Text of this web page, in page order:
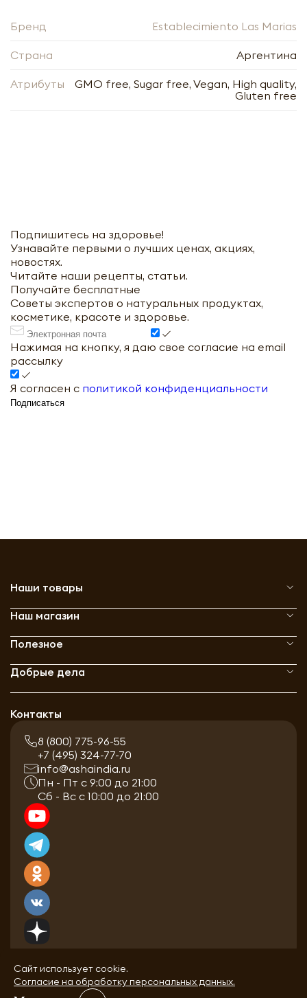
Бренд Establecimiento Las Marias
Страна Аргентина
Атрибуты
GMO free, Sugar free, Vegan, High quality,
Gluten free
Подпишитесь на здоровье!
Узнавайте первыми о лучших ценах, акциях,
новостях.
Читайте наши рецепты, статьи.
Получайте бесплатные
Советы экспертов о натуральных продуктах,
косметике, красоте и здоровье.
Нажимая на кнопку, я даю свое согласие на email
рассылку
Я согласен с политикой конфиденциальности
Подписаться
Наши товары
Наш магазин
Полезное
Добрые дела
Контакты
8 (800) 775-96-55
+7 (495) 324-77-70
info@ashaindia.ru
Пн - Пт с 9:00 до 21:00
Сб - Вс с 10:00 до 21:00
Сайт использует cookie.
Согласие на обработку персональных данных.